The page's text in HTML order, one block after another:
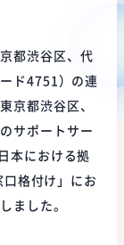
都渋谷区、代
ド4751）の連
京都渋谷区、
サポートサー
本における拠
格付け」にお
ました。